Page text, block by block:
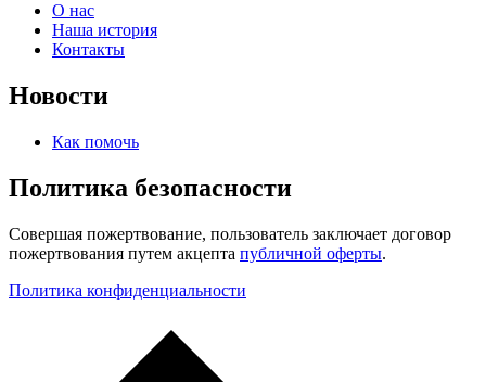
О нас
Наша история
Контакты
Новости
Как помочь
Политика безопасности
Совершая пожертвование, пользователь заключает договор
пожертвования путем акцепта публичной оферты.
Политика конфиденциальности